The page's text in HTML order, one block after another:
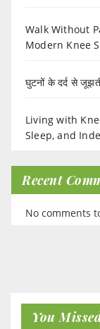
Walk Without
Modern Knee
घुटनों के दर्द से
Living with
Sleep, and
Recent
No comments
You